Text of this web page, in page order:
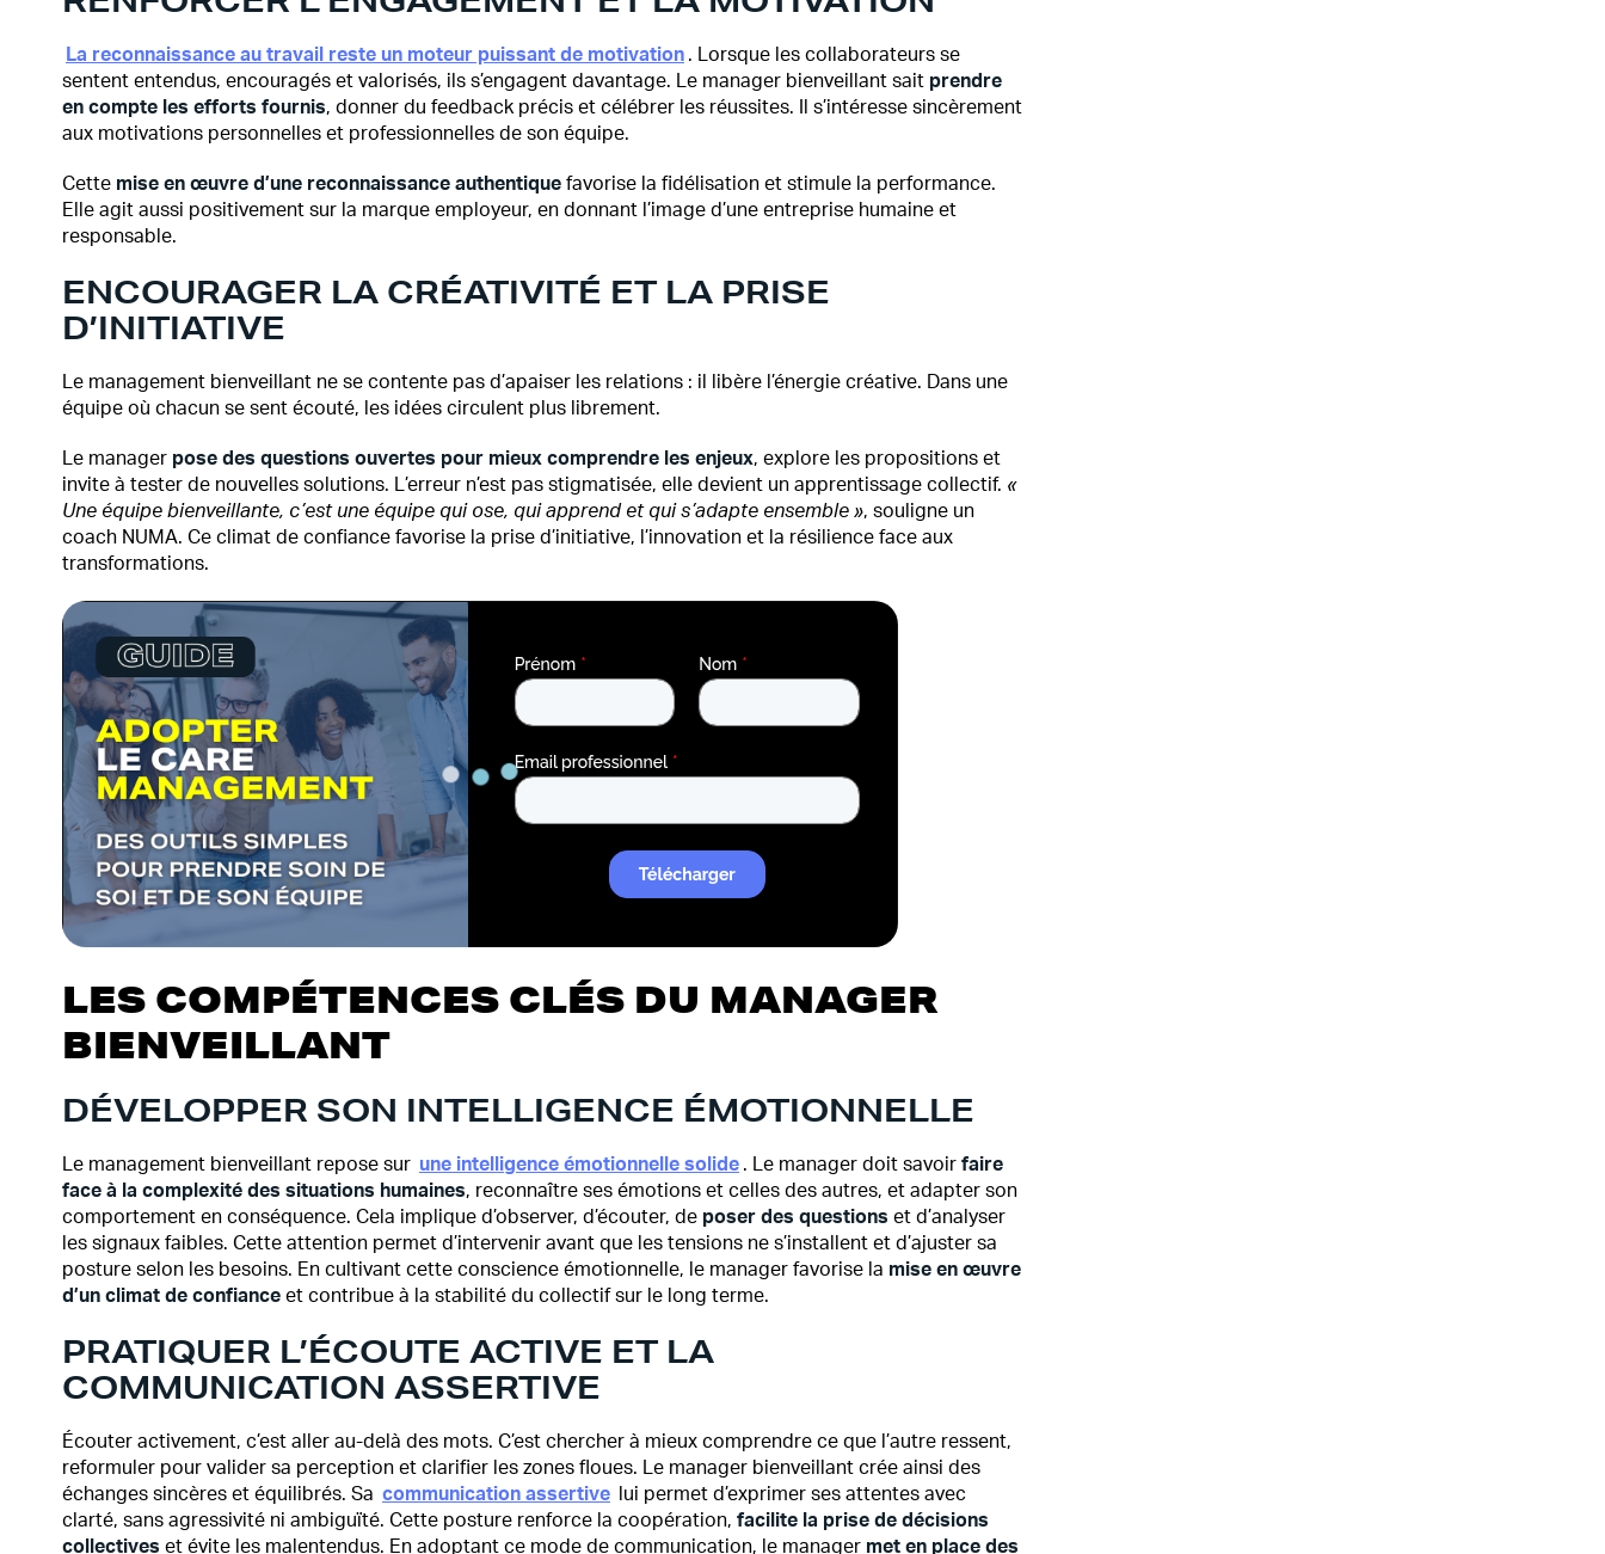
La reconnaissance au travail reste un moteur puissant de motivation . Lorsque les collaborateurs se
sentent entendus, encouragés et valorisés, ils s’engagent davantage. Le manager bienveillant sait prendre
en compte les efforts fournis, donner du feedback précis et célébrer les réussites. Il s’intéresse sincèrement
aux motivations personnelles et professionnelles de son équipe.
Cette mise en œuvre d’une reconnaissance authentique favorise la fidélisation et stimule la performance.
Elle agit aussi positivement sur la marque employeur, en donnant l’image d’une entreprise humaine et
responsable.
ENCOURAGER LA CRÉATIVITÉ ET LA PRISE
D’INITIATIVE
Le management bienveillant ne se contente pas d’apaiser les relations : il libère l’énergie créative. Dans une
équipe où chacun se sent écouté, les idées circulent plus librement.
Le manager pose des questions ouvertes pour mieux comprendre les enjeux, explore les propositions et
invite à tester de nouvelles solutions. L’erreur n’est pas stigmatisée, elle devient un apprentissage collectif. «
Une équipe bienveillante, c’est une équipe qui ose, qui apprend et qui s’adapte ensemble », souligne un
coach NUMA. Ce climat de confiance favorise la prise d’initiative, l’innovation et la résilience face aux
transformations.
LES COMPÉTENCES CLÉS DU MANAGER
BIENVEILLANT
DÉVELOPPER SON INTELLIGENCE ÉMOTIONNELLE
Le management bienveillant repose sur une intelligence émotionnelle solide . Le manager doit savoir faire
face à la complexité des situations humaines, reconnaître ses émotions et celles des autres, et adapter son
comportement en conséquence. Cela implique d’observer, d’écouter, de poser des questions et d’analyser
les signaux faibles. Cette attention permet d’intervenir avant que les tensions ne s’installent et d’ajuster sa
posture selon les besoins. En cultivant cette conscience émotionnelle, le manager favorise la mise en œuvre
d’un climat de confiance et contribue à la stabilité du collectif sur le long terme.
PRATIQUER L’ÉCOUTE ACTIVE ET LA
COMMUNICATION ASSERTIVE
Écouter activement, c’est aller au-delà des mots. C’est chercher à mieux comprendre ce que l’autre ressent,
reformuler pour valider sa perception et clarifier les zones floues. Le manager bienveillant crée ainsi des
échanges sincères et équilibrés. Sa communication assertive
lui permet d’exprimer ses attentes avec
clarté, sans agressivité ni ambiguïté. Cette posture renforce la coopération, facilite la prise de décisions
collectives et évite les malentendus. En adoptant ce mode de communication, le manager met en place des